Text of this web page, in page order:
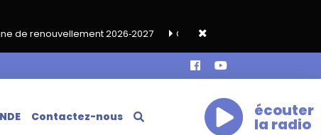
2026‑2027
Grand café de rentrée HKA le vendredi 18
Contactez-nous écouter
la radio